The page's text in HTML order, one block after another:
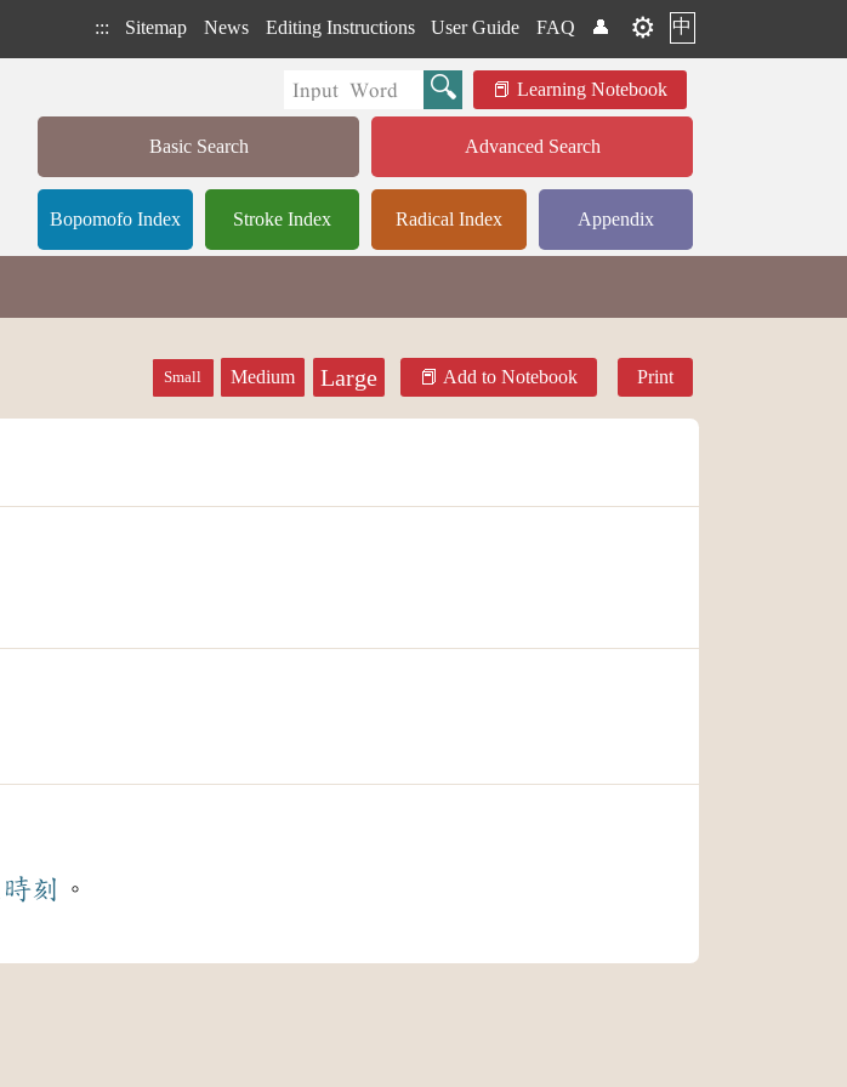
::: Sitemap News Editing Instructions User Guide FAQ 👤 ⚙️ 中
Learning Notebook
Basic Search Advanced Search
Bopomofo Index Stroke Index Radical Index Appendix
Small Medium Large Add to Notebook Print
時刻 。